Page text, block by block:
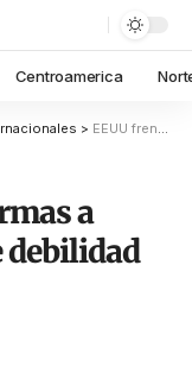
Centroamerica
> EEUU frena envío de armas a Ucrania: ¿Una señal de debilidad que anima a Rusia?
a
debilidad